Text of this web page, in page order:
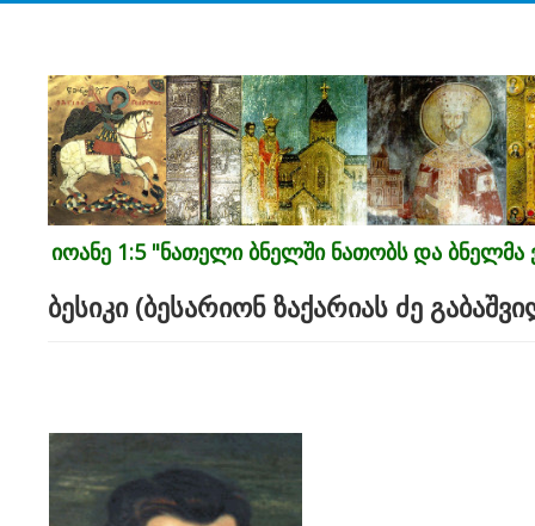
იოანე 1:5 "ნათელი ბნელში ნათობს და ბნელმა
ბესიკი (ბესარიონ ზაქარიას ძე